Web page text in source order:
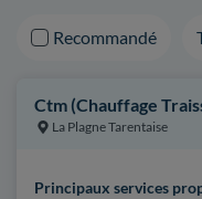
Recommandé
Ctm (Chauffage
La Plagne Tarentaise
Principaux services